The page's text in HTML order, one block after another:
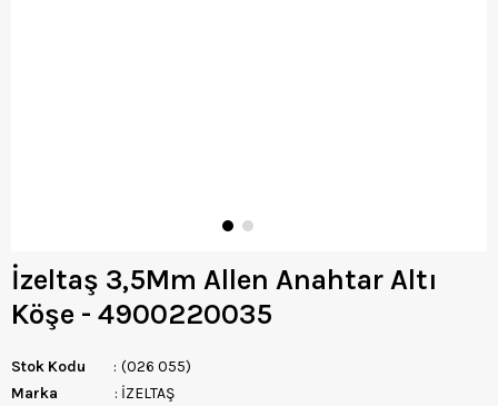
İzeltaş 3,5Mm Allen Anahtar Altı
Köşe - 4900220035
Stok Kodu
(026 055)
Marka
: İZELTAŞ